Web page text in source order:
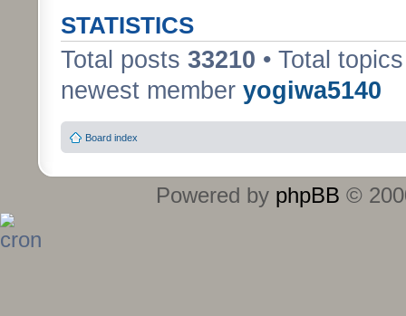
STATISTICS
Total posts 33210 • Total
newest member yogiwa5140
Board index
Powered by phpBB ©